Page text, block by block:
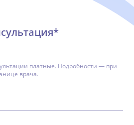
платные. Подробности — при
врача.